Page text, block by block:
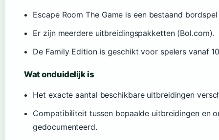
Escape Room The Game is een bestaand
Er zijn meerdere uitbreidingspakketten (Bol.com).
De Family Edition is geschikt voor spelers vanaf
Wat onduidelijk is
Het exacte aantal beschikbare uitbreidingen
Compatibiliteit tussen bepaalde uitbreidingen en
gedocumenteerd.